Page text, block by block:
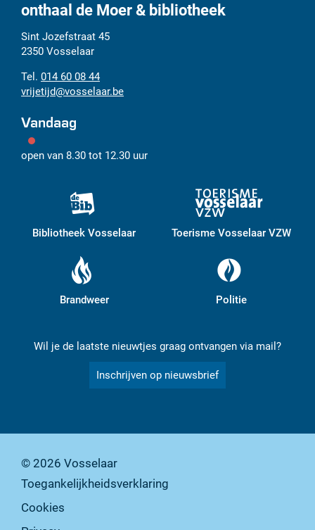
onthaal de Moer & bibliotheek
Adres
Sint Jozefstraat 45
2350 Vosselaar
Tel.
014 60 08 44
E-
mail
vrijetijd@vosselaar.be
Vandaag
open van 8.30 tot 12.30 uur
Bibliotheek Vosselaar Toerisme Vosselaar VZW
Brandweer Politie
Wil je de laatste nieuwtjes graag ontvangen via mail?
Inschrijven op nieuwsbrief
© 2026 Vosselaar
Toegankelijkheidsverklaring
Cookies